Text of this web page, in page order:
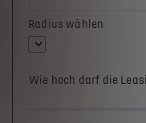
Radius wählen
Wie hoch darf die